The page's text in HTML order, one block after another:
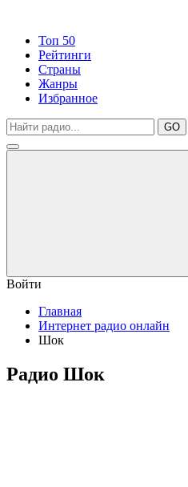
Топ 50
Рейтинги
Страны
Жанры
Избранное
GO
Войти
Главная
Интернет радио онлайн
Шок
Радио Шок